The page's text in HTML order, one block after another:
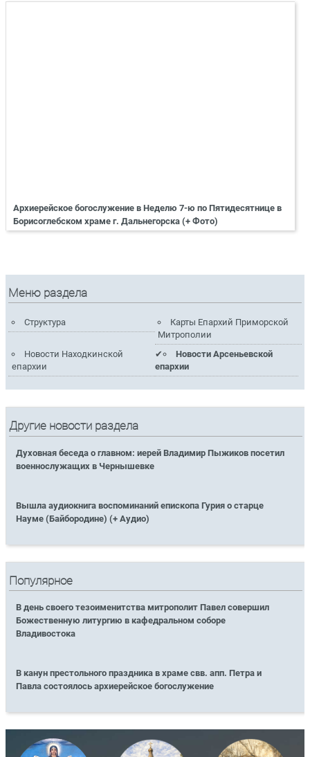
Архиерейское богослужение в Неделю 7-ю по Пятидесятнице в
Борисоглебском храме г. Дальнегорска (+ Фото)
Меню раздела
Структура
Карты Епархий Приморской
Митрополии
Новости Находкинской
епархии
Новости Арсеньевской
епархии
Другие новости раздела
Духовная беседа о главном: иерей Владимир Пыжиков посетил
военнослужащих в Чернышевке
Вышла аудиокнига воспоминаний епископа Гурия о старце
Науме (Байбородине) (+ Аудио)
Популярное
В день своего тезоименитства митрополит Павел совершил
Божественную литургию в кафедральном соборе
Владивостока
В канун престольного праздника в храме свв. апп. Петра и
Павла состоялось архиерейское богослужение